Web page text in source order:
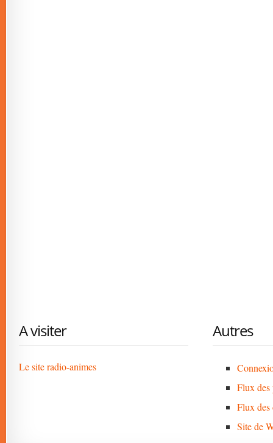
A visiter
Le site radio-animes
Autres
Flux des
Flux des
Site de